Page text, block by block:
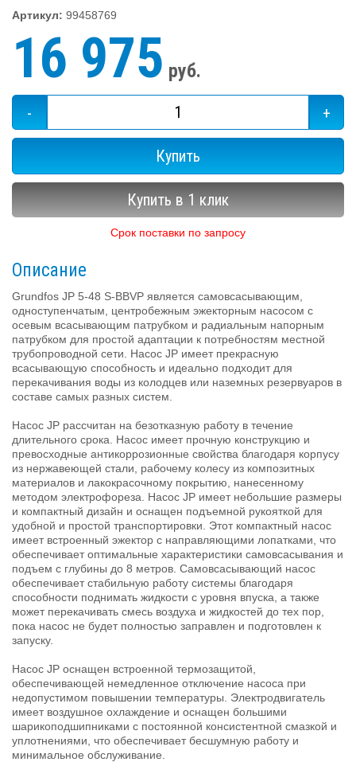
Артикул: 99458769
16 975 руб.
- +
Купить
Купить в 1 клик
Срок поставки по запросу
Описание
Grundfos JP 5-48 S-BBVP является самовсасывающим,
одноступенчатым, центробежным эжекторным насосом с
осевым всасывающим патрубком и радиальным напорным
патрубком для простой адаптации к потребностям местной
трубопроводной сети. Насос JP имеет прекрасную
всасывающую способность и идеально подходит для
перекачивания воды из колодцев или наземных резервуаров в
составе самых разных систем.
Насос JP рассчитан на безотказную работу в течение
длительного срока. Насос имеет прочную конструкцию и
превосходные антикоррозионные свойства благодаря корпусу
из нержавеющей стали, рабочему колесу из композитных
материалов и лакокрасочному покрытию, нанесенному
методом электрофореза. Насос JP имеет небольшие размеры
и компактный дизайн и оснащен подъемной рукояткой для
удобной и простой транспортировки. Этот компактный насос
имеет встроенный эжектор с направляющими лопатками, что
обеспечивает оптимальные характеристики самовсасывания и
подъем с глубины до 8 метров. Самовсасывающий насос
обеспечивает стабильную работу системы благодаря
способности поднимать жидкости с уровня впуска, а также
может перекачивать смесь воздуха и жидкостей до тех пор,
пока насос не будет полностью заправлен и подготовлен к
запуску.
Насос JP оснащен встроенной термозащитой,
обеспечивающей немедленное отключение насоса при
недопустимом повышении температуры. Электродвигатель
имеет воздушное охлаждение и оснащен большими
шарикоподшипниками с постоянной консистентной смазкой и
уплотнениями, что обеспечивает бесшумную работу и
минимальное обслуживание.